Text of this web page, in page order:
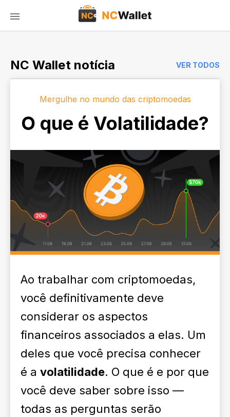
NC Wallet notícia VER TODOS
Mergulhe no mundo das criptomoedas
O que é Volatilidade?
Ao trabalhar com criptomoedas,
você definitivamente deve
considerar os aspectos
financeiros associados a elas. Um
deles que você precisa conhecer
é a volatilidade. O que é e por que
você deve saber sobre isso —
todas as perguntas serão